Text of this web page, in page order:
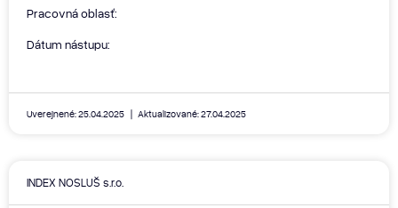
Pracovná oblasť:
Dátum nástupu:
Uverejnené: 25.04.2025 Aktualizované: 27.04.2025
INDEX NOSLUŠ s.r.o.